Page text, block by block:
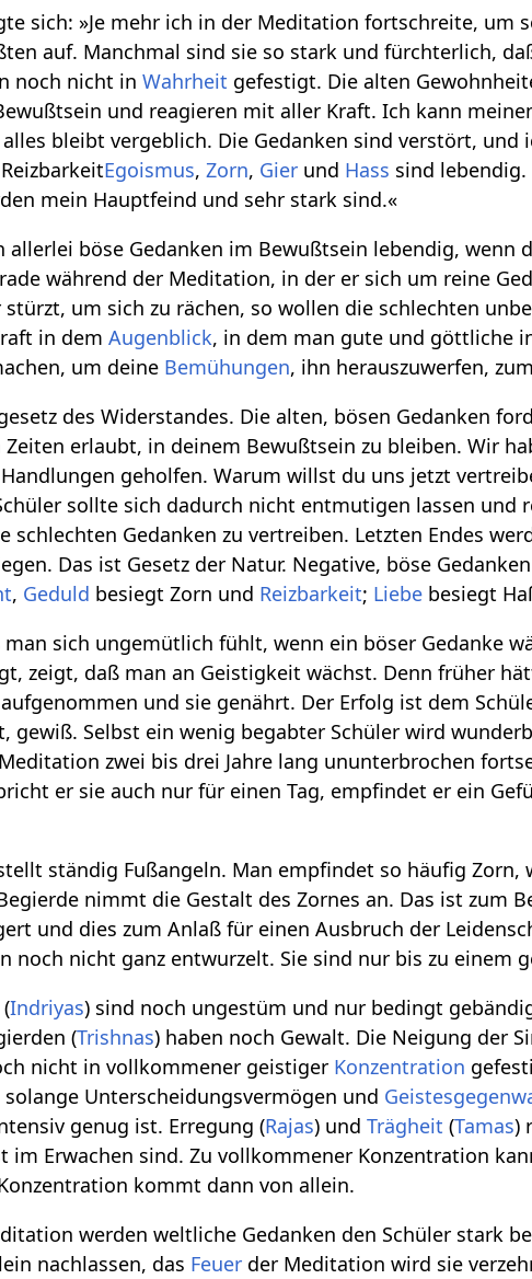
sich: »Je mehr ich in der Meditation fortschreite, um
auf. Manchmal sind sie so stark und fürchterlich,
noch nicht inWahrheit gefestigt. Die alten
und reagieren mit aller Kraft. Ich kann
bleibt vergeblich. Die Gedanken sind verstört,
Egoismus,Zorn, Gier und Hass sind lebendig.
mein Hauptfeind und sehr stark sind.«
allerlei böse Gedanken im Bewußtsein lebendig,
während der Meditation, in der er sich um reine
stürzt, um sich zu rächen, so wollen die schlechten
in demAugenblick, in dem man gute und göttliche
um deine Bemühungen, ihn herauszuwerfen, zum
des Widerstandes. Die alten, bösen Gedanken
erlaubt, in deinem Bewußtsein zu bleiben. Wir
geholfen. Warum willst du uns jetzt
sollte sich dadurch nicht entmutigen lassen
schlechten Gedanken zu vertreiben. Letzten Endes
Das ist Gesetz der Natur. Negative, böse
, Geduld besiegt Zorn und Reizbarkeit; Liebe besiegt
man sich ungemütlich fühlt, wenn ein böser Gedanke
zeigt, daß man an Geistigkeit wächst. Denn früher
und sie genährt. Der Erfolg ist dem
gewiß. Selbst ein wenig begabter Schüler wird
zwei bis drei Jahre lang ununterbrochen
er sie auch nur für einen Tag, empfindet er ein
ständig Fußangeln. Man empfindet so häufig
nimmt die Gestalt des Zornes an. Das ist zum
und dies zum Anlaß für einen Ausbruch der
noch nicht ganz entwurzelt. Sie sind nur bis zu einem
Indriyas) sind noch ungestüm und nur bedingt
(Trishnas) haben noch Gewalt. Die Neigung der
nicht in vollkommener geistiger Konzentration
Unterscheidungsvermögen und
genug ist. Erregung (Rajas) undTrägheit (Tamas)
im Erwachen sind. Zu vollkommener Konzentration
kommt dann von allein.
werden weltliche Gedanken den Schüler stark
nachlassen, das Feuer der Meditation wird sie